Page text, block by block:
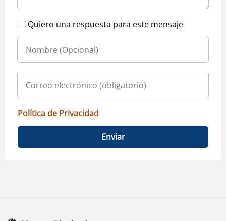
Quiero una respuesta para este mensaje
Política de Privacidad
Enviar